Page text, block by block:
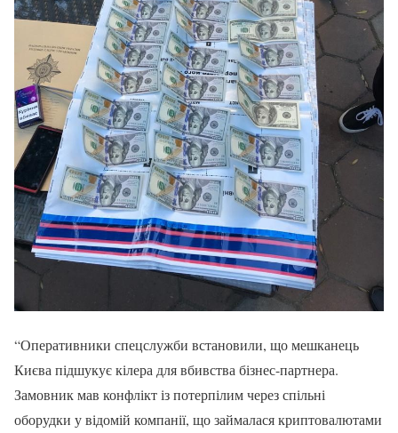
“Оперативники спецслужби встановили, що мешканець
Києва підшукує кілера для вбивства бізнес-партнера.
Замовник мав конфлікт із потерпілим через спільні
оборудки у відомій компанії, що займалася криптовалютами